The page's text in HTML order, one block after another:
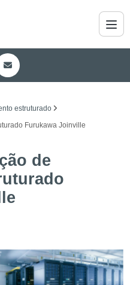
estruturado
Furukawa Joinville
de